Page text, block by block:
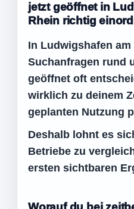
jetzt geöffnet in
Rhein richtig
In Ludwigshafen
Suchanfragen rund
geöffnet oft
wirklich zu deinem
geplanten Nutzung
Deshalb lohnt es
Betriebe zu
ersten sichtbaren